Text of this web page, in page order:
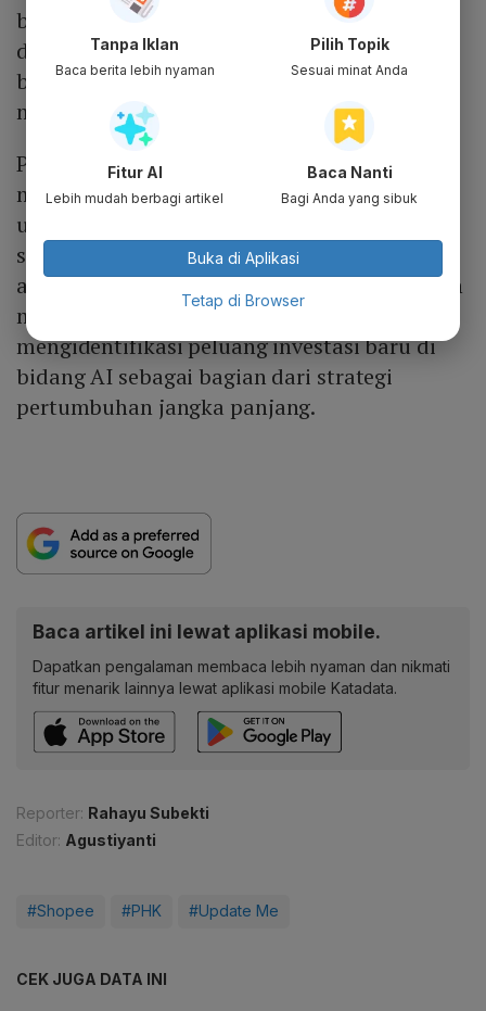
berbagai lini operasionalnya. Hal ini mulai
dari sistem rekomendasi produk hingga
berbagai perangkat yang ditujukan untuk
membantu para penjual di platform.
Pada Februari 2026, perusahaan
mengumumkan kemitraan dengan Google
untuk memperluas pemanfaatan AI di
seluruh bisnisnya, termasuk pengembangan
agen belanja berbasis AI. Sea juga dilaporkan
membentuk tim khusus yang bertugas
mengidentifikasi peluang investasi baru di
bidang AI sebagai bagian dari strategi
pertumbuhan jangka panjang.
Baca artikel ini lewat aplikasi mobile.
Dapatkan pengalaman membaca lebih nyaman dan nikmati
fitur menarik lainnya lewat aplikasi mobile Katadata.
Reporter: Rahayu Subekti
Editor: Agustiyanti
#Shopee #PHK #Update Me
CEK JUGA DATA INI
Tanpa Iklan
Baca berita lebih nyaman
Pilih Topik
Sesuai minat Anda
Fitur AI
Lebih mudah berbagi artikel
Baca Nanti
Bagi Anda yang sibuk
Buka di Aplikasi
Tetap di Browser